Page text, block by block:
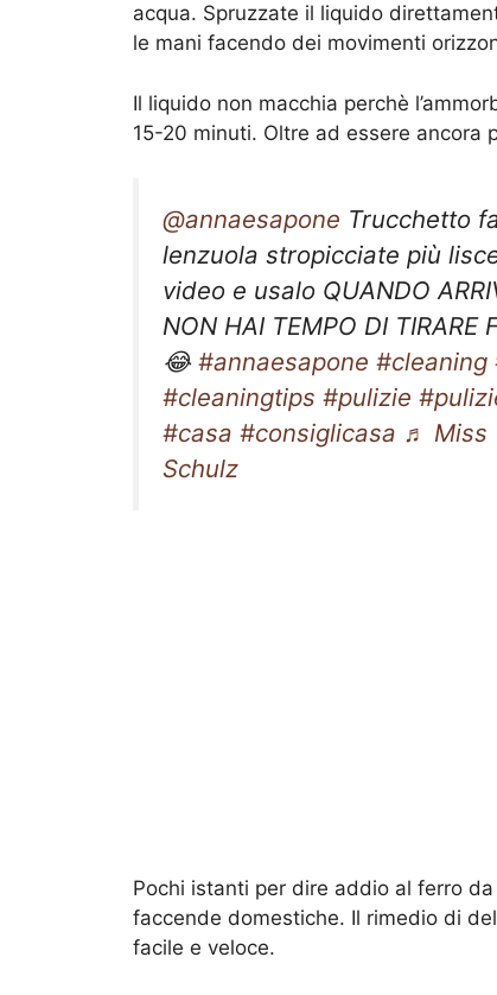
acqua. Spruzzate il liquido
le mani facendo dei movimenti
Il liquido non macchia perchè
15-20 minuti. Oltre ad essere ancora
@annaesapone Trucchetto
lenzuola stropicciate più
video e usalo QUANDO
NON HAI TEMPO DI TIRARE
😂 #annaesapone #cleaning
#cleaningtips #pulizie
#casa #consiglicasa ♬ Miss
Schulz
Pochi istanti per dire addio al ferro
faccende domestiche. Il rimedio di
facile e veloce.